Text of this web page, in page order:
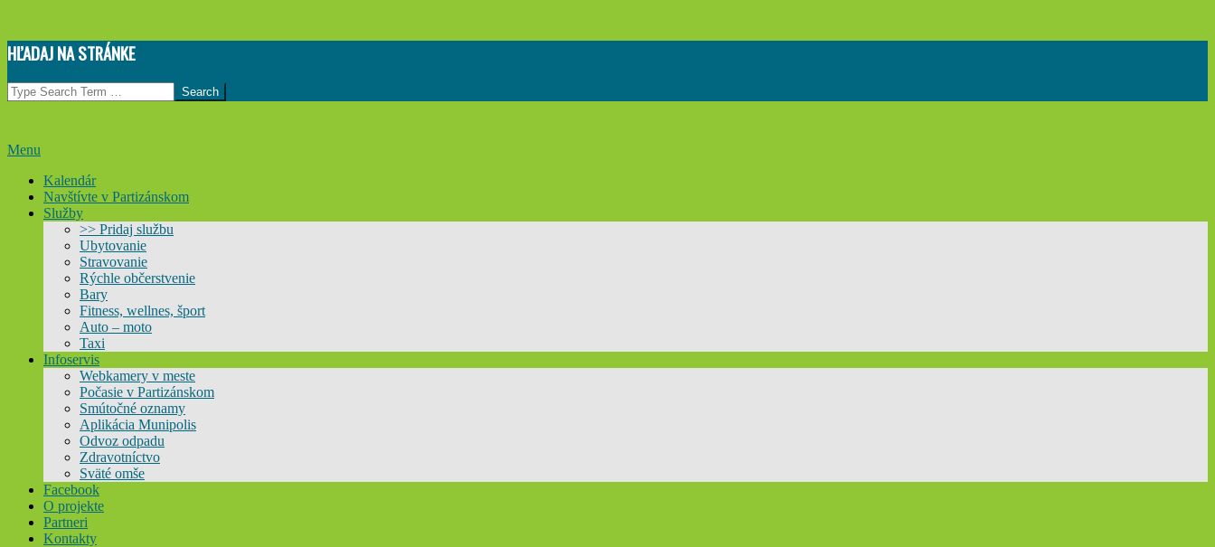
Skip
to
content
HĽADAJ NA STRÁNKE
Search
Primary
Menu
Menu
Kalendár
Navštívte v Partizánskom
Služby
>> Pridaj službu
Ubytovanie
Stravovanie
Rýchle občerstvenie
Bary
Fitness, wellnes, šport
Auto – moto
Taxi
Infoservis
Webkamery v meste
Počasie v Partizánskom
Smútočné oznamy
Aplikácia Munipolis
Odvoz odpadu
Zdravotníctvo
Sväté omše
Facebook
O projekte
Partneri
Kontakty